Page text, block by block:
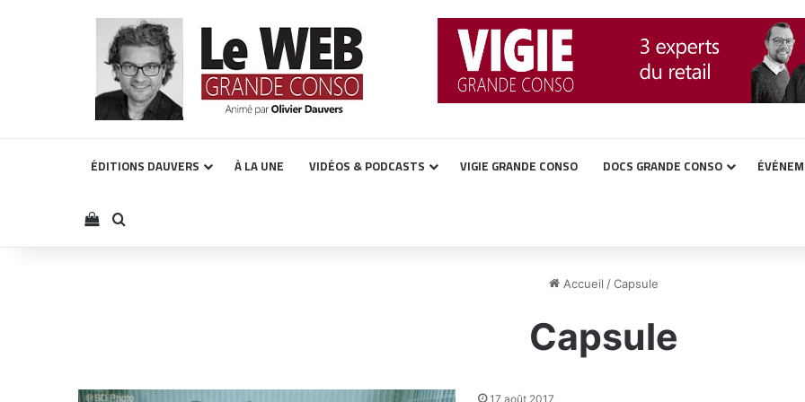
ÉDITIONS DAUVERS À LA UNE VIDÉOS & PODCASTS VIGIE GRANDE CONSO DOCS GRANDE CONSO
Voir votre panier
Rechercher
Accueil /Capsule
Capsule
17 août 2017